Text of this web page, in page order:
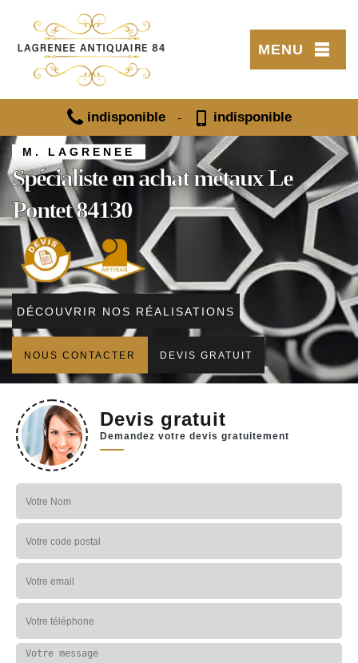
MENU
indisponible - indisponible
M. LAGRENEE
Spécialiste en achat métaux Le
Pontet 84130
DÉCOUVRIR NOS RÉALISATIONS
NOUS CONTACTER DEVIS GRATUIT
Devis gratuit
Demandez votre devis gratuitement